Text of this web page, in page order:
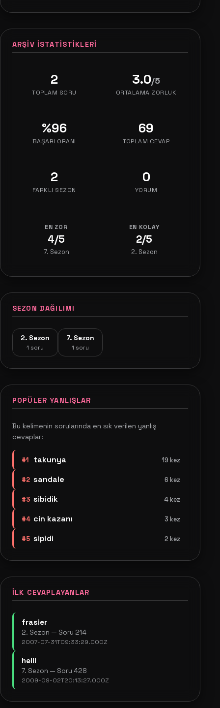
ARŞIV İSTATISTIKLERI
2
TOPLAM SORU
3.0/5
ORTALAMA ZORLUK
%96
BAŞARI ORANI
69
TOPLAM CEVAP
2
FARKLI SEZON
0
YORUM
EN ZOR
4/5
7. Sezon
EN KOLAY
2/5
2. Sezon
SEZON DAĞILIMI
2. Sezon
1 soru
7. Sezon
1 soru
POPÜLER YANLIŞLAR
Bu kelimenin sorularında en sık verilen yanlış
cevaplar:
#1 takunya 19 kez
#2 sandale 6 kez
#3 sibidik 4 kez
#4 cin kazanı 3 kez
#5 sipidi 2 kez
İLK CEVAPLAYANLAR
frasier
2. Sezon — Soru 214
2007-07-31T09:33:29.000Z
helll
7. Sezon — Soru 428
2009-09-02T20:13:27.000Z